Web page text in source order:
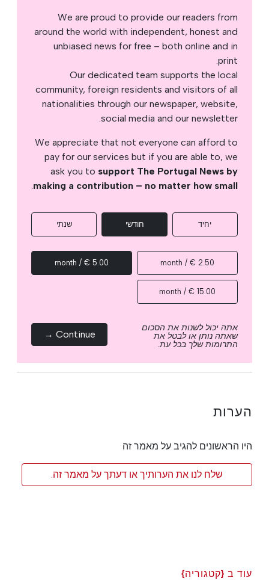
We are proud to provide our readers from
around the world with independent, honest and
unbiased news for free – both online and in
print.
Our dedicated team supports the local
community, foreign residents and visitors of all
nationalities through our newspaper, website,
social media and our newsletter.
We appreciate that not everyone can afford to
pay for our services but if you are able to, we
ask you to support The Portugal News by
making a contribution – no matter how small
.
יחיד חודשי שנתי
2.50 € / month
5.00 € / month
15.00 € / month
אתה יכול לשנות את הסכום
שאתה נותן או לבטל את
התרומות שלך בכל עת.
Continue →
הערות
היו הראשונים להגיב על מאמר זה
שלח לנו את הערותיך או דעתך על מאמר זה.
עוד ב {קטגוריה}